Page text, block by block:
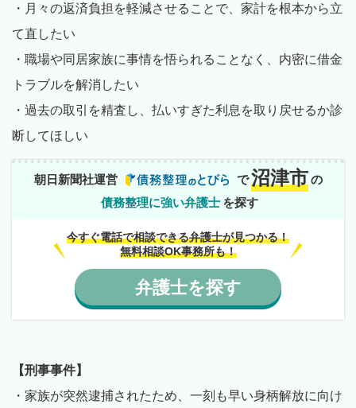
・月々の返済負担を軽減させることで、家計を根本から立
て直したい
・職場や同居家族に事情を悟られることなく、内密に借金
トラブルを解消したい
・過去の取引を精査し、払いすぎた利息を取り戻せるか診
断してほしい
朝日新聞社運営 で 沼津市 の
債務整理に強い弁護士 を探す
今すぐ電話で相談できる弁護士が見つかる！
無料相談OK事務所も！
弁護士を探す
【刑事事件】
・家族が突然逮捕されたため、一刻も早い身柄解放に向け